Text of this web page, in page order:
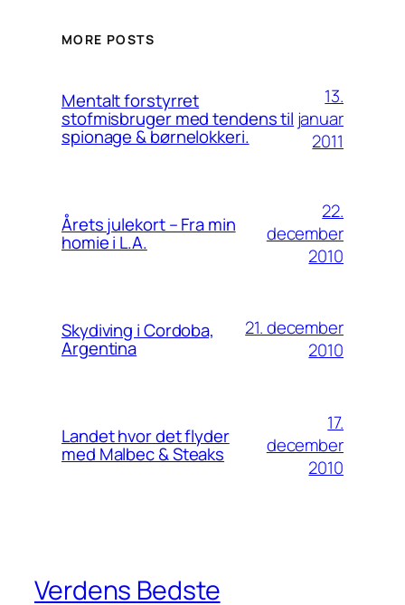
MORE POSTS
Mentalt forstyrret
stofmisbruger med tendens til
spionage & børnelokkeri.
13.
januar
2011
Årets julekort – Fra min
homie i L.A.
22.
december
2010
Skydiving i Cordoba,
Argentina
21. december
2010
Landet hvor det flyder
med Malbec & Steaks
17.
december
2010
Verdens Bedste